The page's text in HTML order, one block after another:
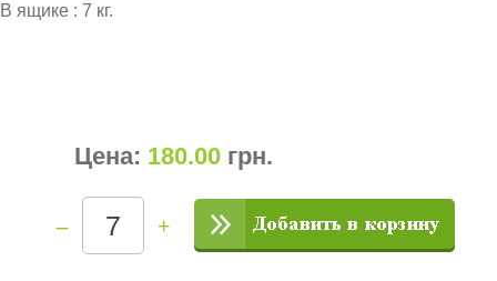
В ящике : 7 кг.
Цена: 180.00 грн.
– +